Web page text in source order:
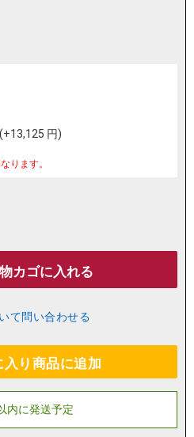
13,125 円)
ります。
カゴに入れる
て問い合わせる
入り商品に追加